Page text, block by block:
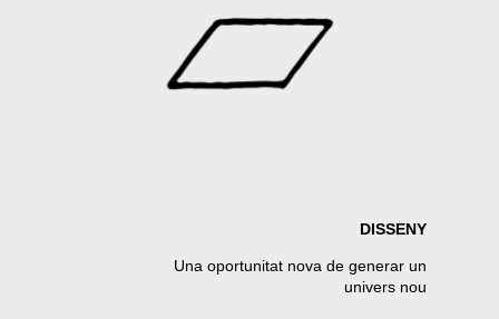
DISSENY
Una oportunitat nova de generar un
univers nou